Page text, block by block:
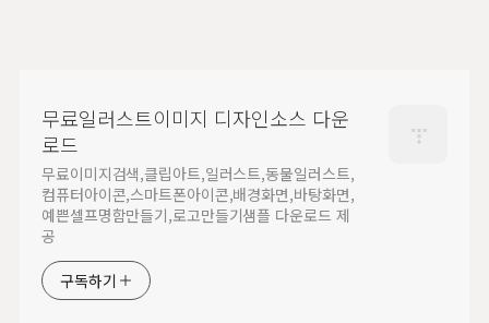
무료일러스트이미지 디자인소스 다운
로드
무료이미지검색,클립아트,일러스트,동물일러스트,
컴퓨터아이콘,스마트폰아이콘,배경화면,바탕화면,
예쁜셀프명함만들기,로고만들기샘플 다운로드 제
공
구독하기